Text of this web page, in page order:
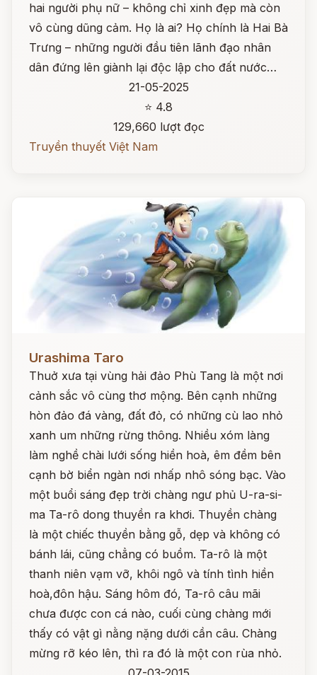
hai người phụ nữ – không chỉ xinh đẹp mà còn
vô cùng dũng cảm. Họ là ai? Họ chính là Hai Bà
Trưng – những người đầu tiên lãnh đạo nhân
dân đứng lên giành lại độc lập cho đất nước…
21-05-2025
⭐ 4.8
129,660 lượt đọc
Truyền thuyết Việt Nam
Urashima Taro
Thuở xưa tại vùng hải đảo Phù Tang là một nơi
cảnh sắc vô cùng thơ mộng. Bên cạnh những
hòn đảo đá vàng, đất đỏ, có những cù lao nhỏ
xanh um những rừng thông. Nhiều xóm làng
làm nghề chài lưới sống hiền hoà, êm đềm bên
cạnh bờ biển ngàn nơi nhấp nhô sóng bạc. Vào
một buổi sáng đẹp trời chàng ngư phủ U-ra-si-
ma Ta-rô dong thuyền ra khơi. Thuyền chàng
là một chiếc thuyền bằng gỗ, dẹp và không có
bánh lái, cũng chẳng có buồm. Ta-rô là một
thanh niên vạm vỡ, khôi ngô và tính tình hiền
hoà,đôn hậu. Sáng hôm đó, Ta-rô câu mãi
chưa được con cá nào, cuối cùng chàng mới
thấy có vật gì nằng nặng dưới cần câu. Chàng
mừng rỡ kéo lên, thì ra đó là một con rùa nhỏ.